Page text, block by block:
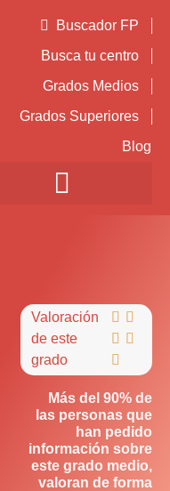
Buscador FP
Busca tu centro
Grados Medios
Grados Superiores
Blog
Valoración
de este
grado
 
 

Más del 90% de
las personas que
han pedido
información sobre
este grado medio,
valoran de forma